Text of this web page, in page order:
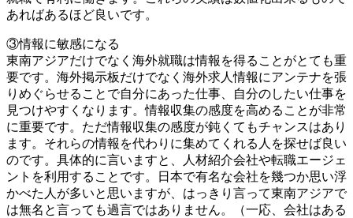
あればあるほど良いです。
③情報に敏感になる
東南アジアだけでなく海外就職は情報を得ることがとても重
要です。海外掲示板だけでなく海外求人情報にアンテナを張
りめぐらせることで自分にあった仕事、自分のしたい仕事を
見つけやすくなります。情報収集の感度を高めることが非常
に重要です。ただ情報収集の感度が鈍くてもチャンスはあり
ます。それらの情報を代わりに集めてくれる人を探せば良い
のです。具体的に言いますと、人材紹介会社や転職エージェ
ントを利用することです。日本で有名な会社を幾つか思い浮
かべた人が多いと思いますが、はっきり言って東南アジアで
は無名と言っても過言ではありません。（一応、会社はある